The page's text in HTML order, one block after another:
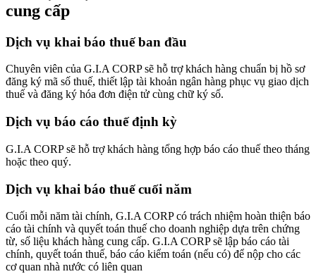
cung cấp
Dịch vụ khai báo thuế ban đầu
Chuyên viên của G.I.A CORP sẽ hỗ trợ khách hàng chuẩn bị hồ sơ
đăng ký mã số thuế, thiết lập tài khoản ngân hàng phục vụ giao dịch
thuế và đăng ký hóa đơn điện tử cùng chữ ký số.
Dịch vụ báo cáo thuế định kỳ
G.I.A CORP sẽ hỗ trợ khách hàng tổng hợp báo cáo thuế theo tháng
hoặc theo quý.
Dịch vụ khai báo thuế cuối năm
Cuối mỗi năm tài chính, G.I.A CORP có trách nhiệm hoàn thiện báo
cáo tài chính và quyết toán thuế cho doanh nghiệp dựa trên chứng
từ, số liệu khách hàng cung cấp. G.I.A CORP sẽ lập báo cáo tài
chính, quyết toán thuế, báo cáo kiểm toán (nếu có) để nộp cho các
cơ quan nhà nước có liên quan